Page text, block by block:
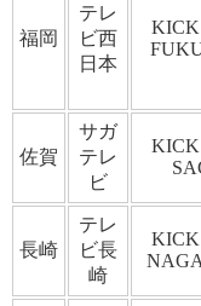
福岡
テレ
ビ西
日本
KICK
佐賀
サガ
テレ
ビ
KICK
長崎
テレ
ビ長
崎
KICK